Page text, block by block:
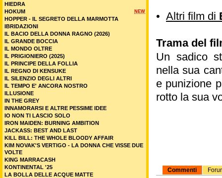
• Altri film di
Trama del
Un sadico
nella sua
e punizione
rotto la sua
Commenti
HIEDRA
NEW
HOKUM
HOPPER - IL SEGRETO DELLA MARMOTTA
IBRIDAZIONI
IL BACIO DELLA DONNA RAGNO (2026)
IL GRANDE BOCCIA
IL MONDO OLTRE
IL PRIGIONIERO (2025)
IL PRINCIPE DELLA FOLLIA
IL REGNO DI KENSUKE
IL SILENZIO DEGLI ALTRI
IL TEMPO E' ANCORA NOSTRO
ILLUSIONE
IN THE GREY
INNAMORARSI E ALTRE PESSIME IDEE
IO NON TI LASCIO SOLO
IRON MAIDEN: BURNING AMBITION
JACKASS: BEST AND LAST
KILL BILL: THE WHOLE BLOODY AFFAIR
KIM NOVAK'S VERTIGO - LA DONNA CHE VISSE DUE
VOLTE
KING MARRACASH
KONTINENTAL '25
LA BOLLA DELLE ACQUE MATTE